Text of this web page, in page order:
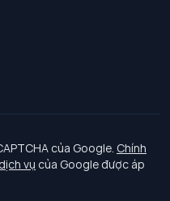
của Google. Chính
vụ của Google được áp